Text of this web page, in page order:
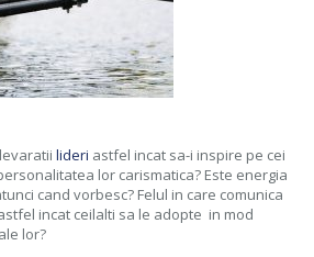
lideri astfel incat sa-i inspire pe cei
lor carismatica? Este energia
cand vorbesc? Felul in care comunica
incat ceilalti sa le adopte in mod
lor?